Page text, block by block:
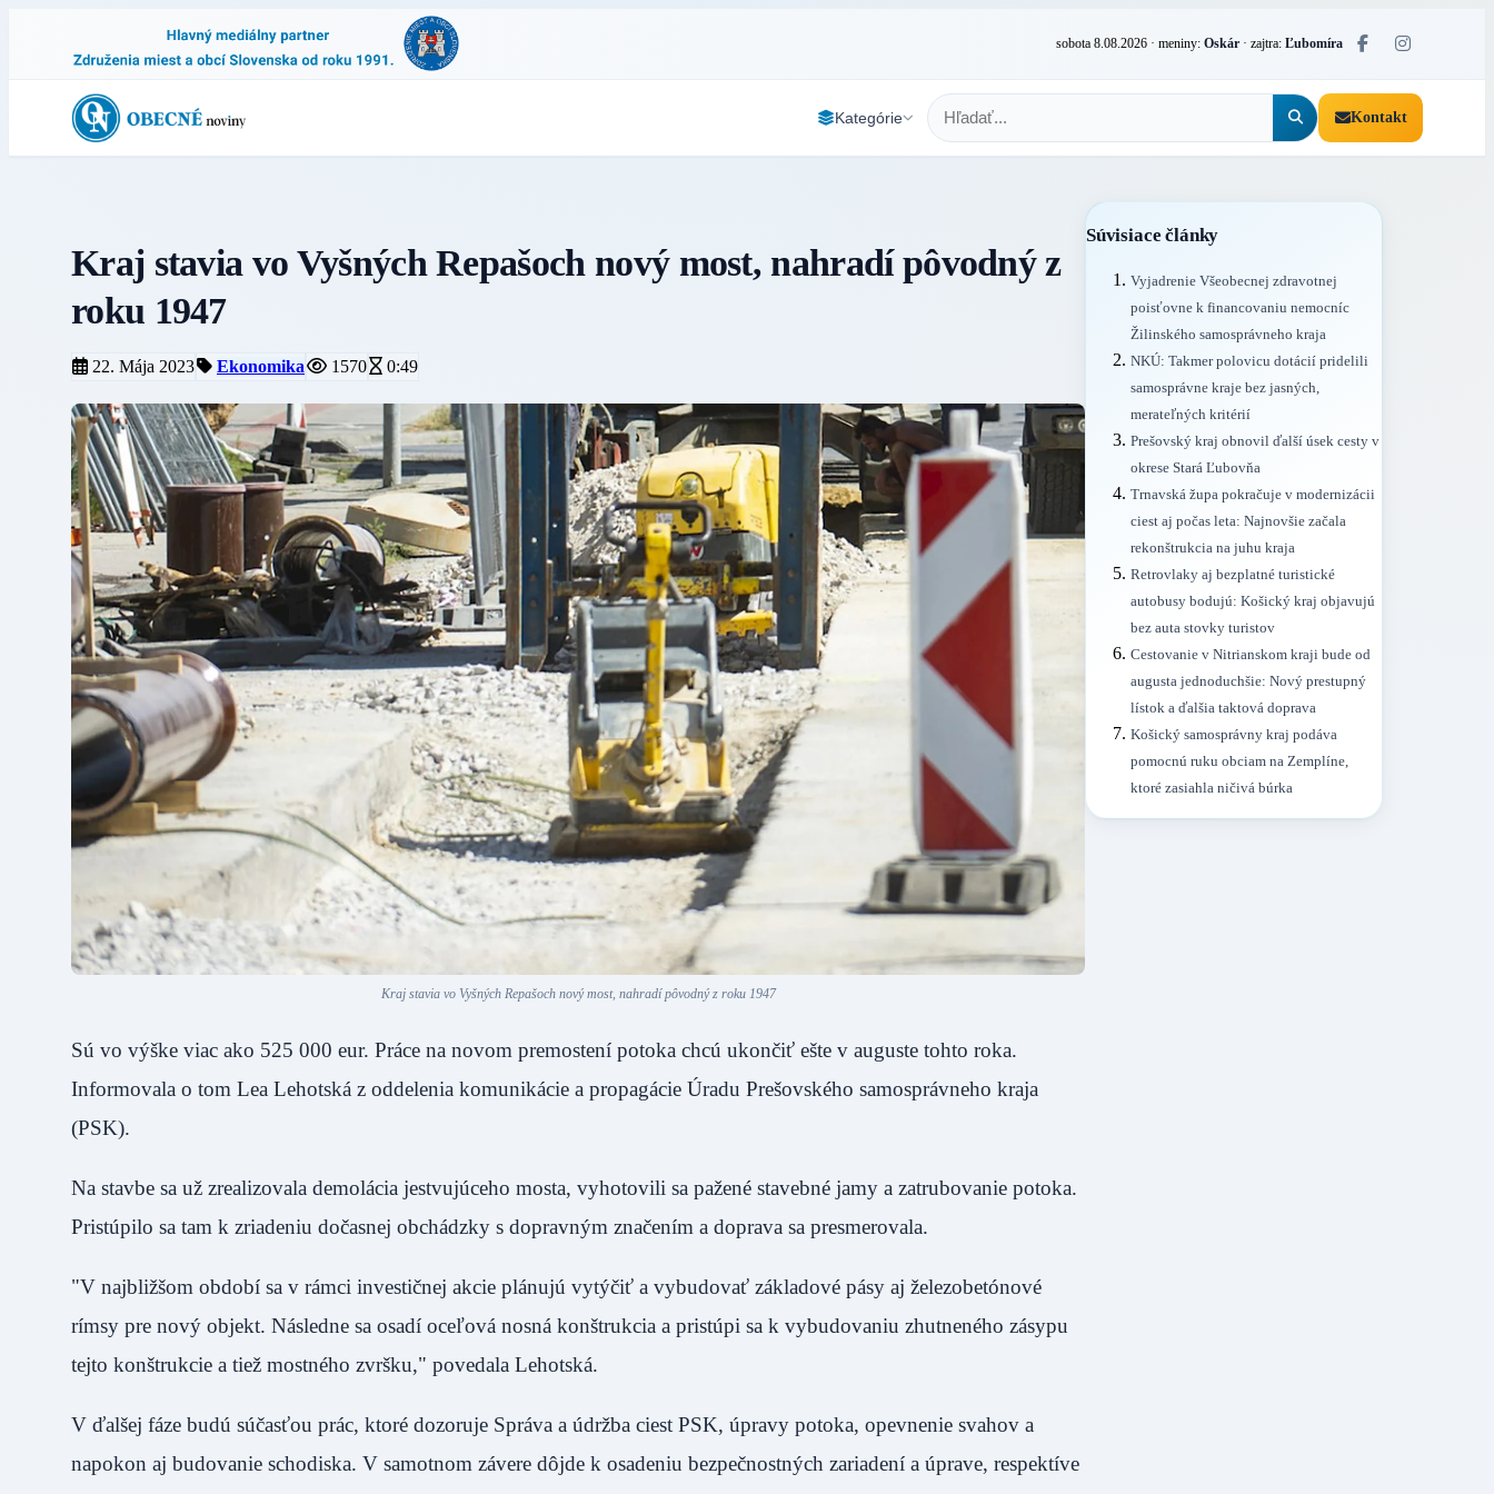
sobota 8.08.2026 · meniny: Oskár · zajtra: Ľubomíra
Kategórie Kontakt
Kraj stavia vo Vyšných Repašoch nový most, nahradí pôvodný z
roku 1947
22. Mája 2023 Ekonomika 1570 0:49
Kraj stavia vo Vyšných Repašoch nový most, nahradí pôvodný z roku 1947
Sú vo výške viac ako 525 000 eur. Práce na novom premostení potoka chcú ukončiť ešte v auguste tohto roka.
Informovala o tom Lea Lehotská z oddelenia komunikácie a propagácie Úradu Prešovského samosprávneho kraja
(PSK).
Na stavbe sa už zrealizovala demolácia jestvujúceho mosta, vyhotovili sa pažené stavebné jamy a zatrubovanie potoka.
Pristúpilo sa tam k zriadeniu dočasnej obchádzky s dopravným značením a doprava sa presmerovala.
"V najbližšom období sa v rámci investičnej akcie plánujú vytýčiť a vybudovať základové pásy aj železobetónové
rímsy pre nový objekt. Následne sa osadí oceľová nosná konštrukcia a pristúpi sa k vybudovaniu zhutneného zásypu
tejto konštrukcie a tiež mostného zvršku," povedala Lehotská.
V ďalšej fáze budú súčasťou prác, ktoré dozoruje Správa a údržba ciest PSK, úpravy potoka, opevnenie svahov a
napokon aj budovanie schodiska. V samotnom závere dôjde k osadeniu bezpečnostných zariadení a úprave, respektíve
Súvisiace články
Vyjadrenie Všeobecnej zdravotnej
poisťovne k financovaniu nemocníc
Žilinského samosprávneho kraja
NKÚ: Takmer polovicu dotácií pridelili
samosprávne kraje bez jasných,
merateľných kritérií
Prešovský kraj obnovil ďalší úsek cesty v
okrese Stará Ľubovňa
Trnavská župa pokračuje v modernizácii
ciest aj počas leta: Najnovšie začala
rekonštrukcia na juhu kraja
Retrovlaky aj bezplatné turistické
autobusy bodujú: Košický kraj objavujú
bez auta stovky turistov
Cestovanie v Nitrianskom kraji bude od
augusta jednoduchšie: Nový prestupný
lístok a ďalšia taktová doprava
Košický samosprávny kraj podáva
pomocnú ruku obciam na Zemplíne,
ktoré zasiahla ničivá búrka